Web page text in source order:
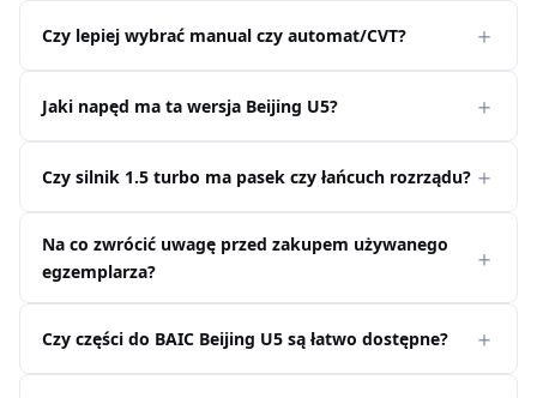
Czy lepiej wybrać manual czy automat/CVT?
Jaki napęd ma ta wersja Beijing U5?
Czy silnik 1.5 turbo ma pasek czy łańcuch rozrządu?
Na co zwrócić uwagę przed zakupem używanego
egzemplarza?
Czy części do BAIC Beijing U5 są łatwo dostępne?